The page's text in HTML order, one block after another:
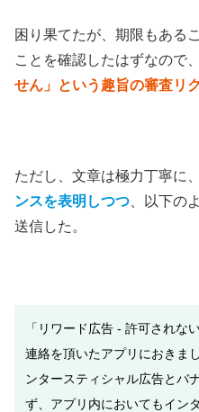
困り果てたが、期限もある
ことを確認したはずなので、
せん」という趣旨の審査リ
ただし、文章は極力丁寧に、
ンスを表明しつつ 、以下の
送信した。
「リワード広告 - 許可されな
連絡を頂いたアプリにおきま
ンタースティシャル広告とバ
ず、アプリ内においてもイン